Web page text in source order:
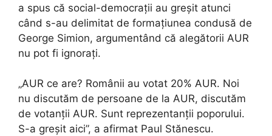
a spus că social-democrații au greșit atunci
când s-au delimitat de formațiunea condusă de
George Simion, argumentând că alegătorii AUR
nu pot fi ignorați.
„AUR ce are? Românii au votat 20% AUR. Noi
nu discutăm de persoane de la AUR, discutăm
de votanții AUR. Sunt reprezentanții poporului.
S-a greșit aici”, a afirmat Paul Stănescu.